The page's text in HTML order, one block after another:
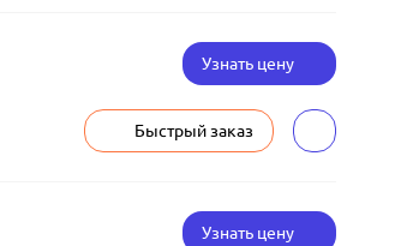
Узнать цену
Быстрый заказ
Узнать цену